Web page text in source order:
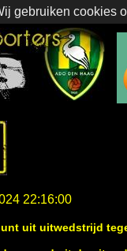
gebruiken cookies
22:16:00
uit uitwedstrijd